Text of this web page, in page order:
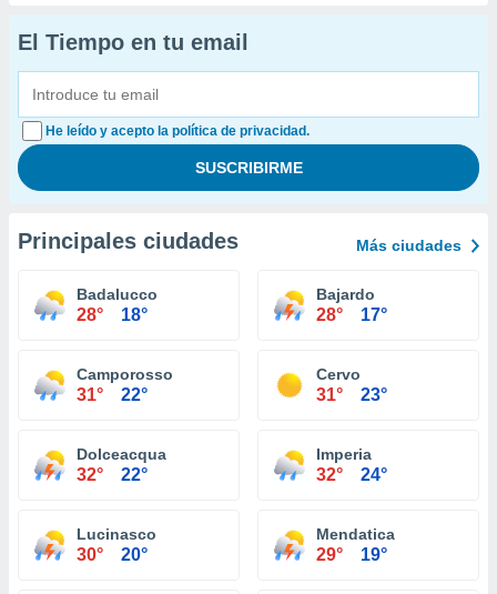
El Tiempo en tu email
He leído y acepto la política de privacidad.
Principales ciudades Más ciudades
Badalucco
28° 18°
Bajardo
28° 17°
Camporosso
31° 22°
Cervo
31° 23°
Dolceacqua
32° 22°
Imperia
32° 24°
Lucinasco
30° 20°
Mendatica
29° 19°